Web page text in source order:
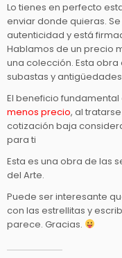
I
D
O)
c
a
t
d
d
Lo tienes en perfecto
enviar donde quieras.
autenticidad y está
Hablamos de un precio
una colección. Esta
subastas y
El beneficio
menos precio, al
cotización baja
para ti
Esta es una obra de las
del Arte.
Puede ser interesante
con las estrellitas y
parece. Gracias.